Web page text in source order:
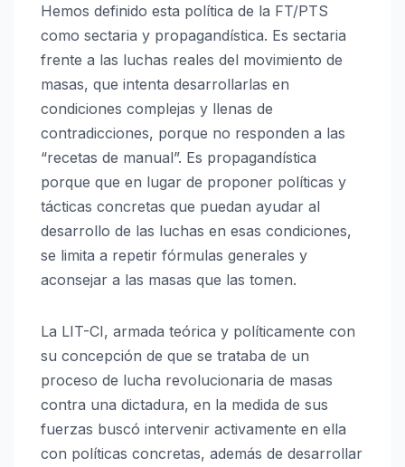
Hemos definido esta política de la FT/PTS
como sectaria y propagandística. Es sectaria
frente a las luchas reales del movimiento de
masas, que intenta desarrollarlas en
condiciones complejas y llenas de
contradicciones, porque no responden a las
“recetas de manual”. Es propagandística
porque que en lugar de proponer políticas y
tácticas concretas que puedan ayudar al
desarrollo de las luchas en esas condiciones,
se limita a repetir fórmulas generales y
aconsejar a las masas que las tomen.
La LIT-CI, armada teórica y políticamente con
su concepción de que se trataba de un
proceso de lucha revolucionaria de masas
contra una dictadura, en la medida de sus
fuerzas buscó intervenir activamente en ella
con políticas concretas, además de desarrollar